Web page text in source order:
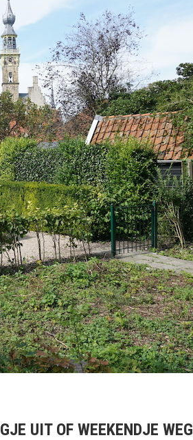
UIT OF WEEKENDJE WEG